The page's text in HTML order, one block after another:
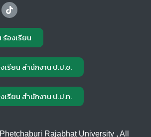
ร้องเรียน
เรียน สำนักงาน ป.ป.ช.
เรียน สำนักงาน ป.ป.ท.
Rajabhat University , All